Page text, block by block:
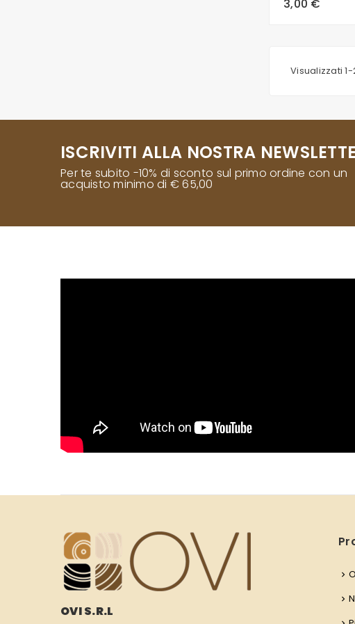
3,00 €
Visualizzati
ISCRIVITI ALLA NOSTRA
Per te subito -10% di sconto sul primo ordine con un
acquisto minimo di € 65,00
OVI S.R.L